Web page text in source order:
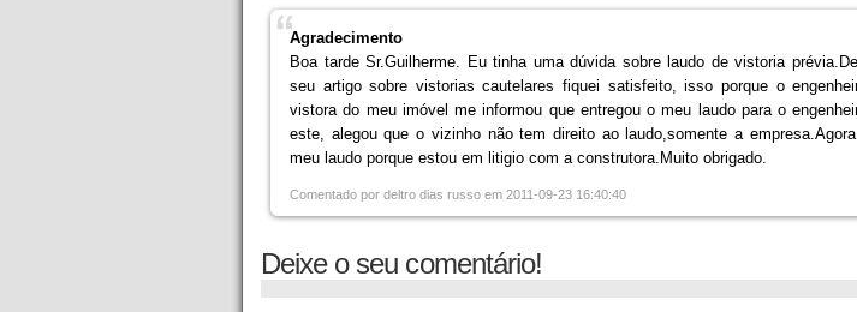
Agradecimento
Boa tarde Sr.Guilherme. Eu tinha uma dúvida sobre laudo de vistoria
seu artigo sobre vistorias cautelares fiquei satisfeito, isso porque o
vistora do meu imóvel me informou que entregou o meu laudo para o
este, alegou que o vizinho não tem direito ao laudo,somente a
meu laudo porque estou em litigio com a construtora.Muito obrigado.
Comentado por deltro dias russo em 2011-09-23 16:40:40
Deixe o seu comentário!